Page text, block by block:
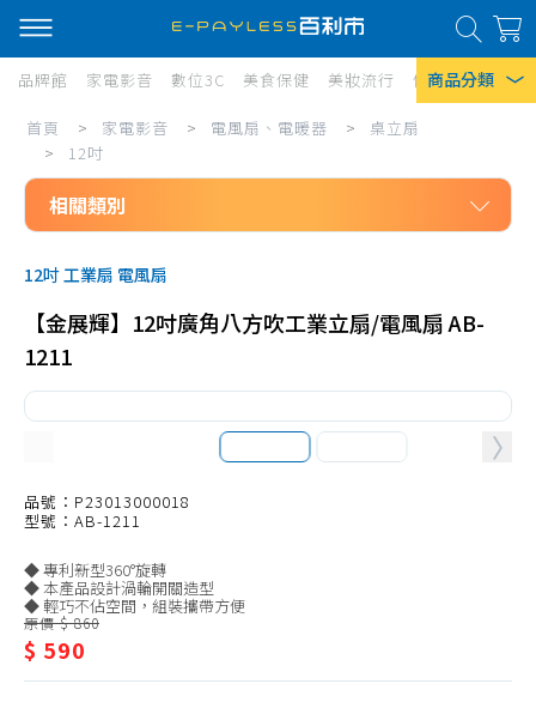
商品分類
熱門搜尋
風扇
口罩
除濕機
衛生紙
Iphone 17
品牌館 家電影音 數位3C 美食保健 美妝流行 傢俱寢具 居
家
影
音/
電
扇、
電
桌
立
扇/12
吋
首頁 > 家電影音 > 電風扇、電暖器 >
桌立扇
>
12吋
相關類別
桌立扇
12吋
16吋以上
12吋 工業扇 電風扇
【金展輝】12吋廣角八方吹工業立扇/電風扇 AB-
1211
品號：P23013000018
型號：AB-1211
◆ 專利新型360°旋轉
◆ 本產品設計渦輪開關造型
◆ 輕巧不佔空間，組裝攜帶方便
原價 $ 860
$ 590